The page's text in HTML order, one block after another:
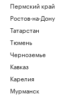
Пермский край
Ростов-на-Дону
Татарстан
Тюмень
Черноземье
Кавказ
Карелия
Мурманск